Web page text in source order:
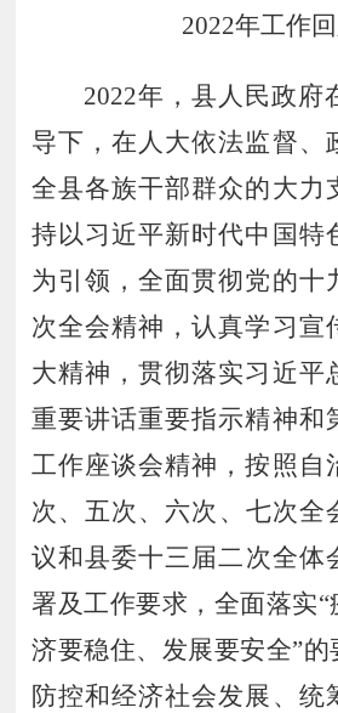
2022年工作
2022年，县人民政府
导下，在人大依法监督、
全县各族干部群众的大力
持以习近平新时代中国特
为引领，全面贯彻党的十
次全会精神，认真学习宣
大精神，贯彻落实习近平
重要讲话重要指示精神和
工作座谈会精神，按照 自
次 、 五次 、 六次 、 七次全
议和县委十三 届二次全体
署及工作要求， 全面落实“
济要稳住、 发展要安全”的
防控和经济社会发展、统